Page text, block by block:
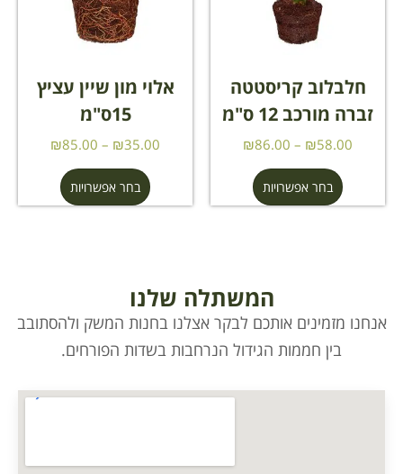
חלבלוב קריסטטה
זברה מורכב 12 ס"מ
₪58.00
–
₪86.00
בחר אפשרויות
אלוי מון שיין עציץ
15ס"מ
₪35.00
–
₪85.00
בחר אפשרויות
המשתלה שלנו
אנחנו מזמינים אותכם לבקר אצלנו בחנות המשק ולהסתובב
בין חממות הגידול הנרחבות בשדות הפורחים.